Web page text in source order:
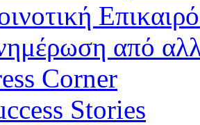
από
Corner
Stories